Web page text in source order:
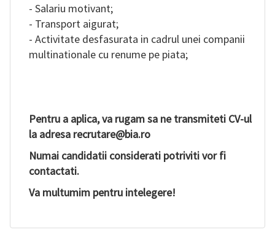
- Salariu motivant;
- Transport aigurat;
- Activitate desfasurata in cadrul unei companii
multinationale cu renume pe piata;
Pentru a aplica, va rugam sa ne transmiteti CV-ul
la adresa recrutare@bia.ro
Numai candidatii considerati potriviti vor fi
contactati.
Va multumim pentru intelegere!